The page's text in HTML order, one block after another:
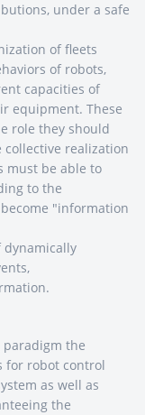
under a safe
of fleets
of robots,
capacities of
equipment. These
role they should
realization
must be able to
to the
"information
dynamically
the
for robot control
as well as
the